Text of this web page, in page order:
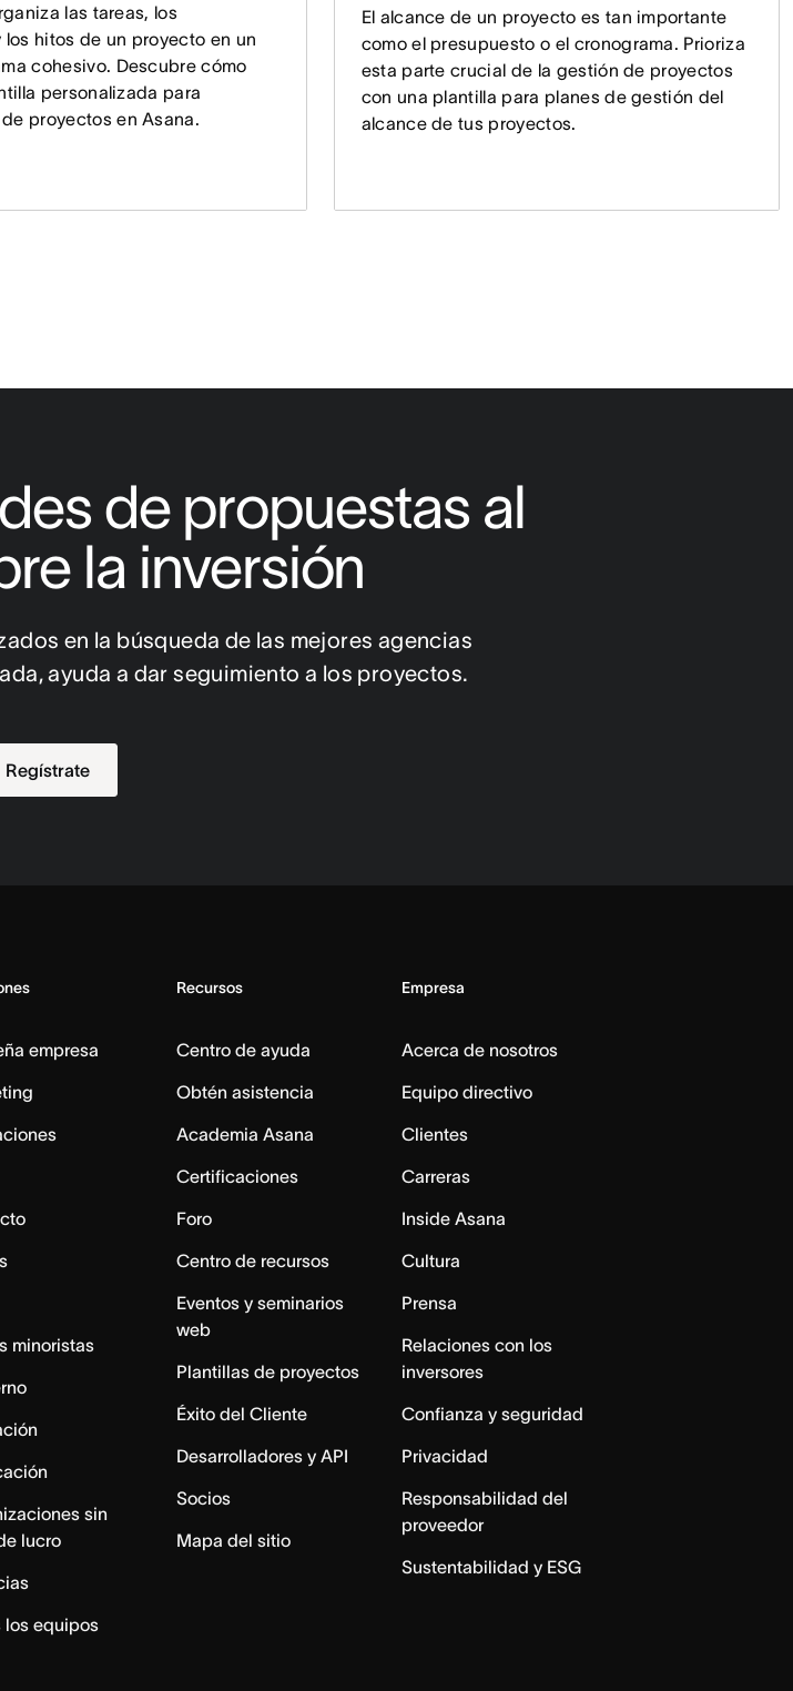
las tareas, los
hitos de un proyecto en un
cohesivo. Descubre cómo
personalizada para
proyectos en Asana.
El alcance de un proyecto es tan importante
como el presupuesto o el cronograma. Prioriza
esta parte crucial de la gestión de proyectos
con una plantilla para planes de gestión del
alcance de tus proyectos.
de propuestas al
la inversión
en la búsqueda de las mejores agencias
ayuda a dar seguimiento a los proyectos.
Regístrate
empresa
minoristas
sin
lucro
los equipos
Recursos
Centro de ayuda
Obtén asistencia
Academia Asana
Certificaciones
Foro
Centro de recursos
Eventos y seminarios
web
Plantillas de proyectos
Éxito del Cliente
Desarrolladores y API
Socios
Mapa del sitio
Empresa
Acerca de nosotros
Equipo directivo
Clientes
Carreras
Inside Asana
Cultura
Prensa
Relaciones con los
inversores
Confianza y seguridad
Privacidad
Responsabilidad del
proveedor
Sustentabilidad y ESG